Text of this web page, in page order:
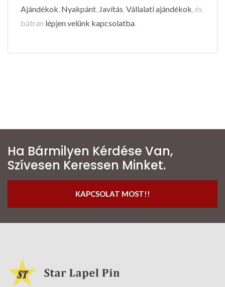
Ajándékok, Nyakpánt, Javítás,Vállalati ajándékok, és
bátran lépjen velünk kapcsolatba.
Ha Bármilyen Kérdése Van,
Szívesen Keressen Minket.
KAPCSOLAT MOST!!